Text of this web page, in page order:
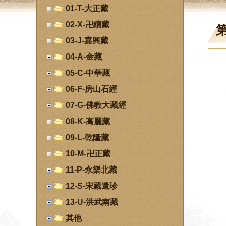
01-T-大正藏
02-X-卍續藏
03-J-嘉興藏
04-A-金藏
05-C-中華藏
06-F-房山石經
07-G-佛教大藏經
08-K-高麗藏
09-L-乾隆藏
10-M-卍正藏
11-P-永樂北藏
12-S-宋藏遺珍
13-U-洪武南藏
其他